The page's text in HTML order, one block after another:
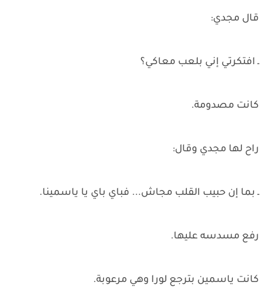
قال مجدي:
ـ افتكرتي إني بلعب معاكي؟
كانت مصدومة.
راح لها مجدي وقال:
ـ بما إن حبيب القلب مجاش... فباي باي يا ياسمينا.
رفع مسدسه عليها.
كانت ياسمين بترجع لورا وهي مرعوبة.